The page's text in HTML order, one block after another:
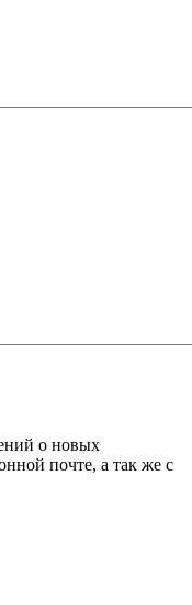
о новых
почте, а так же с